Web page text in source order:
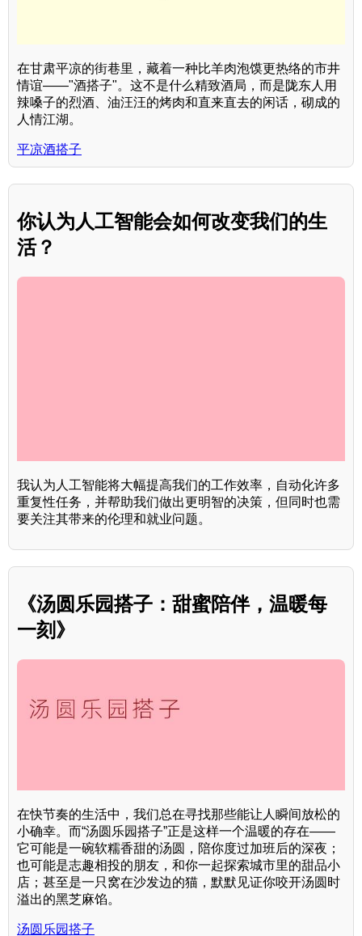
在甘肃平凉的街巷里，藏着一种比羊肉泡馍更热络的市井
情谊——"酒搭子"。这不是什么精致酒局，而是陇东人用
辣嗓子的烈酒、油汪汪的烤肉和直来直去的闲话，砌成的
人情江湖。
平凉酒搭子
你认为人工智能会如何改变我们的生
活？
我认为人工智能将大幅提高我们的工作效率，自动化许多
重复性任务，并帮助我们做出更明智的决策，但同时也需
要关注其带来的伦理和就业问题。
《汤圆乐园搭子：甜蜜陪伴，温暖每
一刻》
在快节奏的生活中，我们总在寻找那些能让人瞬间放松的
小确幸。而“汤圆乐园搭子”正是这样一个温暖的存在——
它可能是一碗软糯香甜的汤圆，陪你度过加班后的深夜；
也可能是志趣相投的朋友，和你一起探索城市里的甜品小
店；甚至是一只窝在沙发边的猫，默默见证你咬开汤圆时
溢出的黑芝麻馅。
汤圆乐园搭子